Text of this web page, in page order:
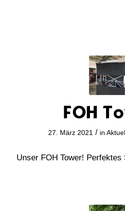
FOH
27. März 2021 / in
Unser FOH Tower! Perfektes